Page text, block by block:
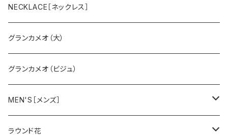
スズラン
小
NECKLACE［ネックレス］
グランカメオ（大）
グランカメオ（ビジュ）
MEN'S［メンズ］
ペガサス
ラウンド花